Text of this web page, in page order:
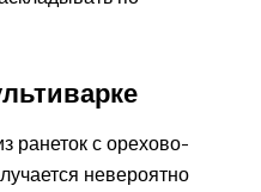
ранеток с орехово-
невероятно